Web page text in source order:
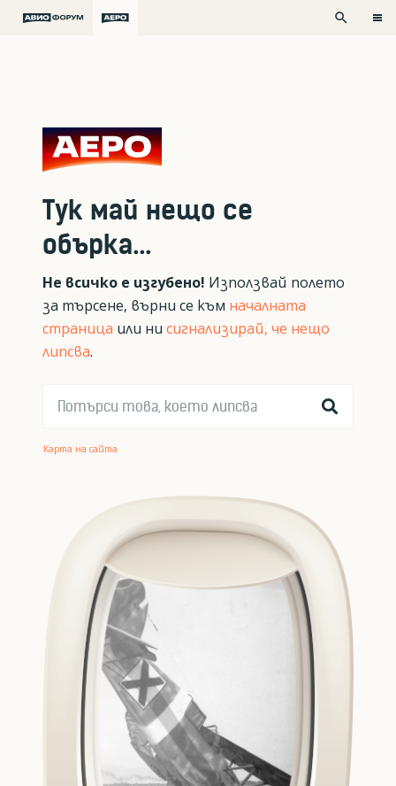
search
Тук май нещо се
обърка...
Не всичко е изгубено! Използвай полето
за търсене, върни се към началната
страница или ни сигнализирай, че нещо
липсва.
Карта на сайта